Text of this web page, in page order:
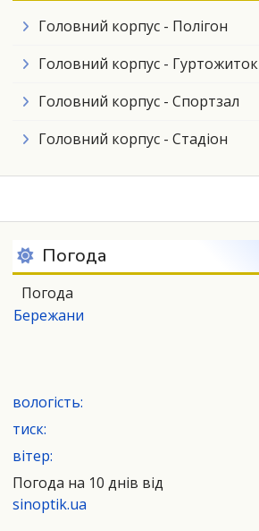
Головний корпус - Полігон
Головний корпус - Гуртожиток
Головний корпус - Спортзал
Головний корпус - Стадіон
Погода
Погода
Бережани
вологість:
тиск:
вітер:
Погода на 10 днів від
sinoptik.ua